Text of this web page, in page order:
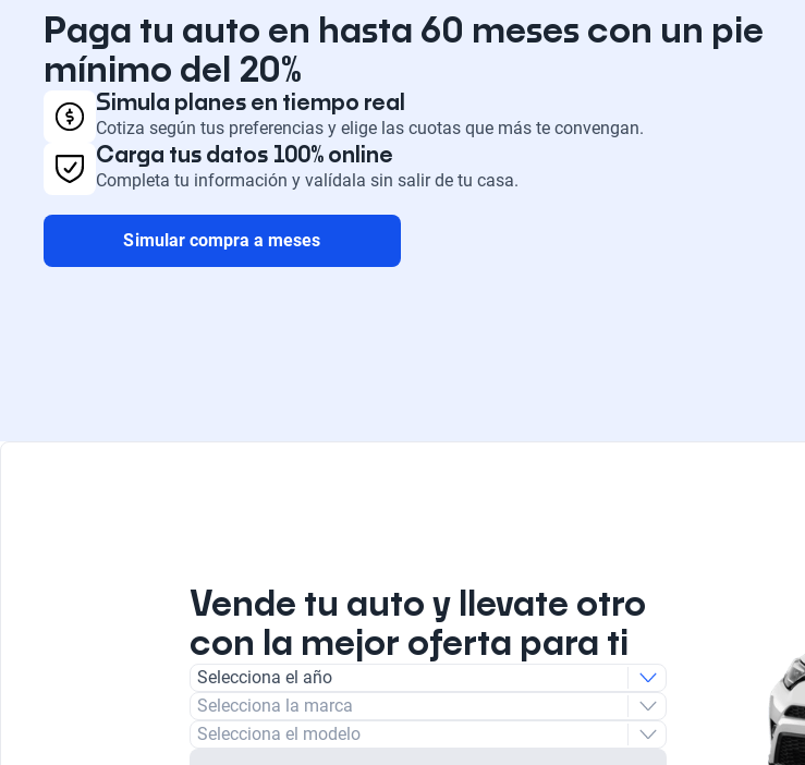
Paga tu auto en hasta 60 meses con un pie
mínimo del 20%
Simula planes en tiempo real
Cotiza según tus preferencias y elige las cuotas que más te convengan.
Carga tus datos 100% online
Completa tu información y valídala sin salir de tu casa.
Simular compra a meses
Vende tu auto y llevate otro
con la mejor oferta para ti
Selecciona el año
Selecciona la marca
Selecciona el modelo